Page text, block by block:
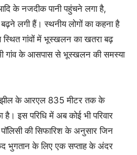
के नजदीक पानी पहुंचने लगा है,
लगी हैं। स्थनीय लोगों का कहना है
गांवों में भूस्खलन का खतरा बढ़
भी गांव के आसपास से भूस्खलन की समस्या
झील के आरएल 835 मीटर तक के
है। इस परिधि में अब कोई भी परिवार
की सिफारिश के अनुसार जिन
भुगतान के लिए एक सप्ताह के अंदर